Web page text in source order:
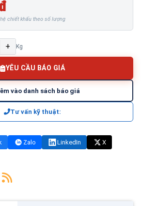
chiết khấu theo số lượng
+ Kg
YÊU CẦU BÁO GIÁ
vào danh sách báo giá
Tư vấn kỹ thuật:
Zalo LinkedIn
X